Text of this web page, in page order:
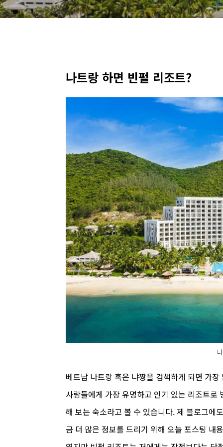
나트랑 하면 빈펄 리조트?
베트남 나트랑 혹은 냐짱을 검색하게 되면 가
사람들에게 가장 유명하고 인기 있는 리조트
해 보는 숙소라고 볼 수 있습니다. 제 블로그에
금 더 많은 정보를 드리기 위해 오늘 포스팅 내